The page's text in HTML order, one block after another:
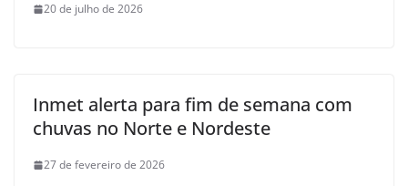
20 de julho de 2026
Inmet alerta para fim de semana com
chuvas no Norte e Nordeste
27 de fevereiro de 2026